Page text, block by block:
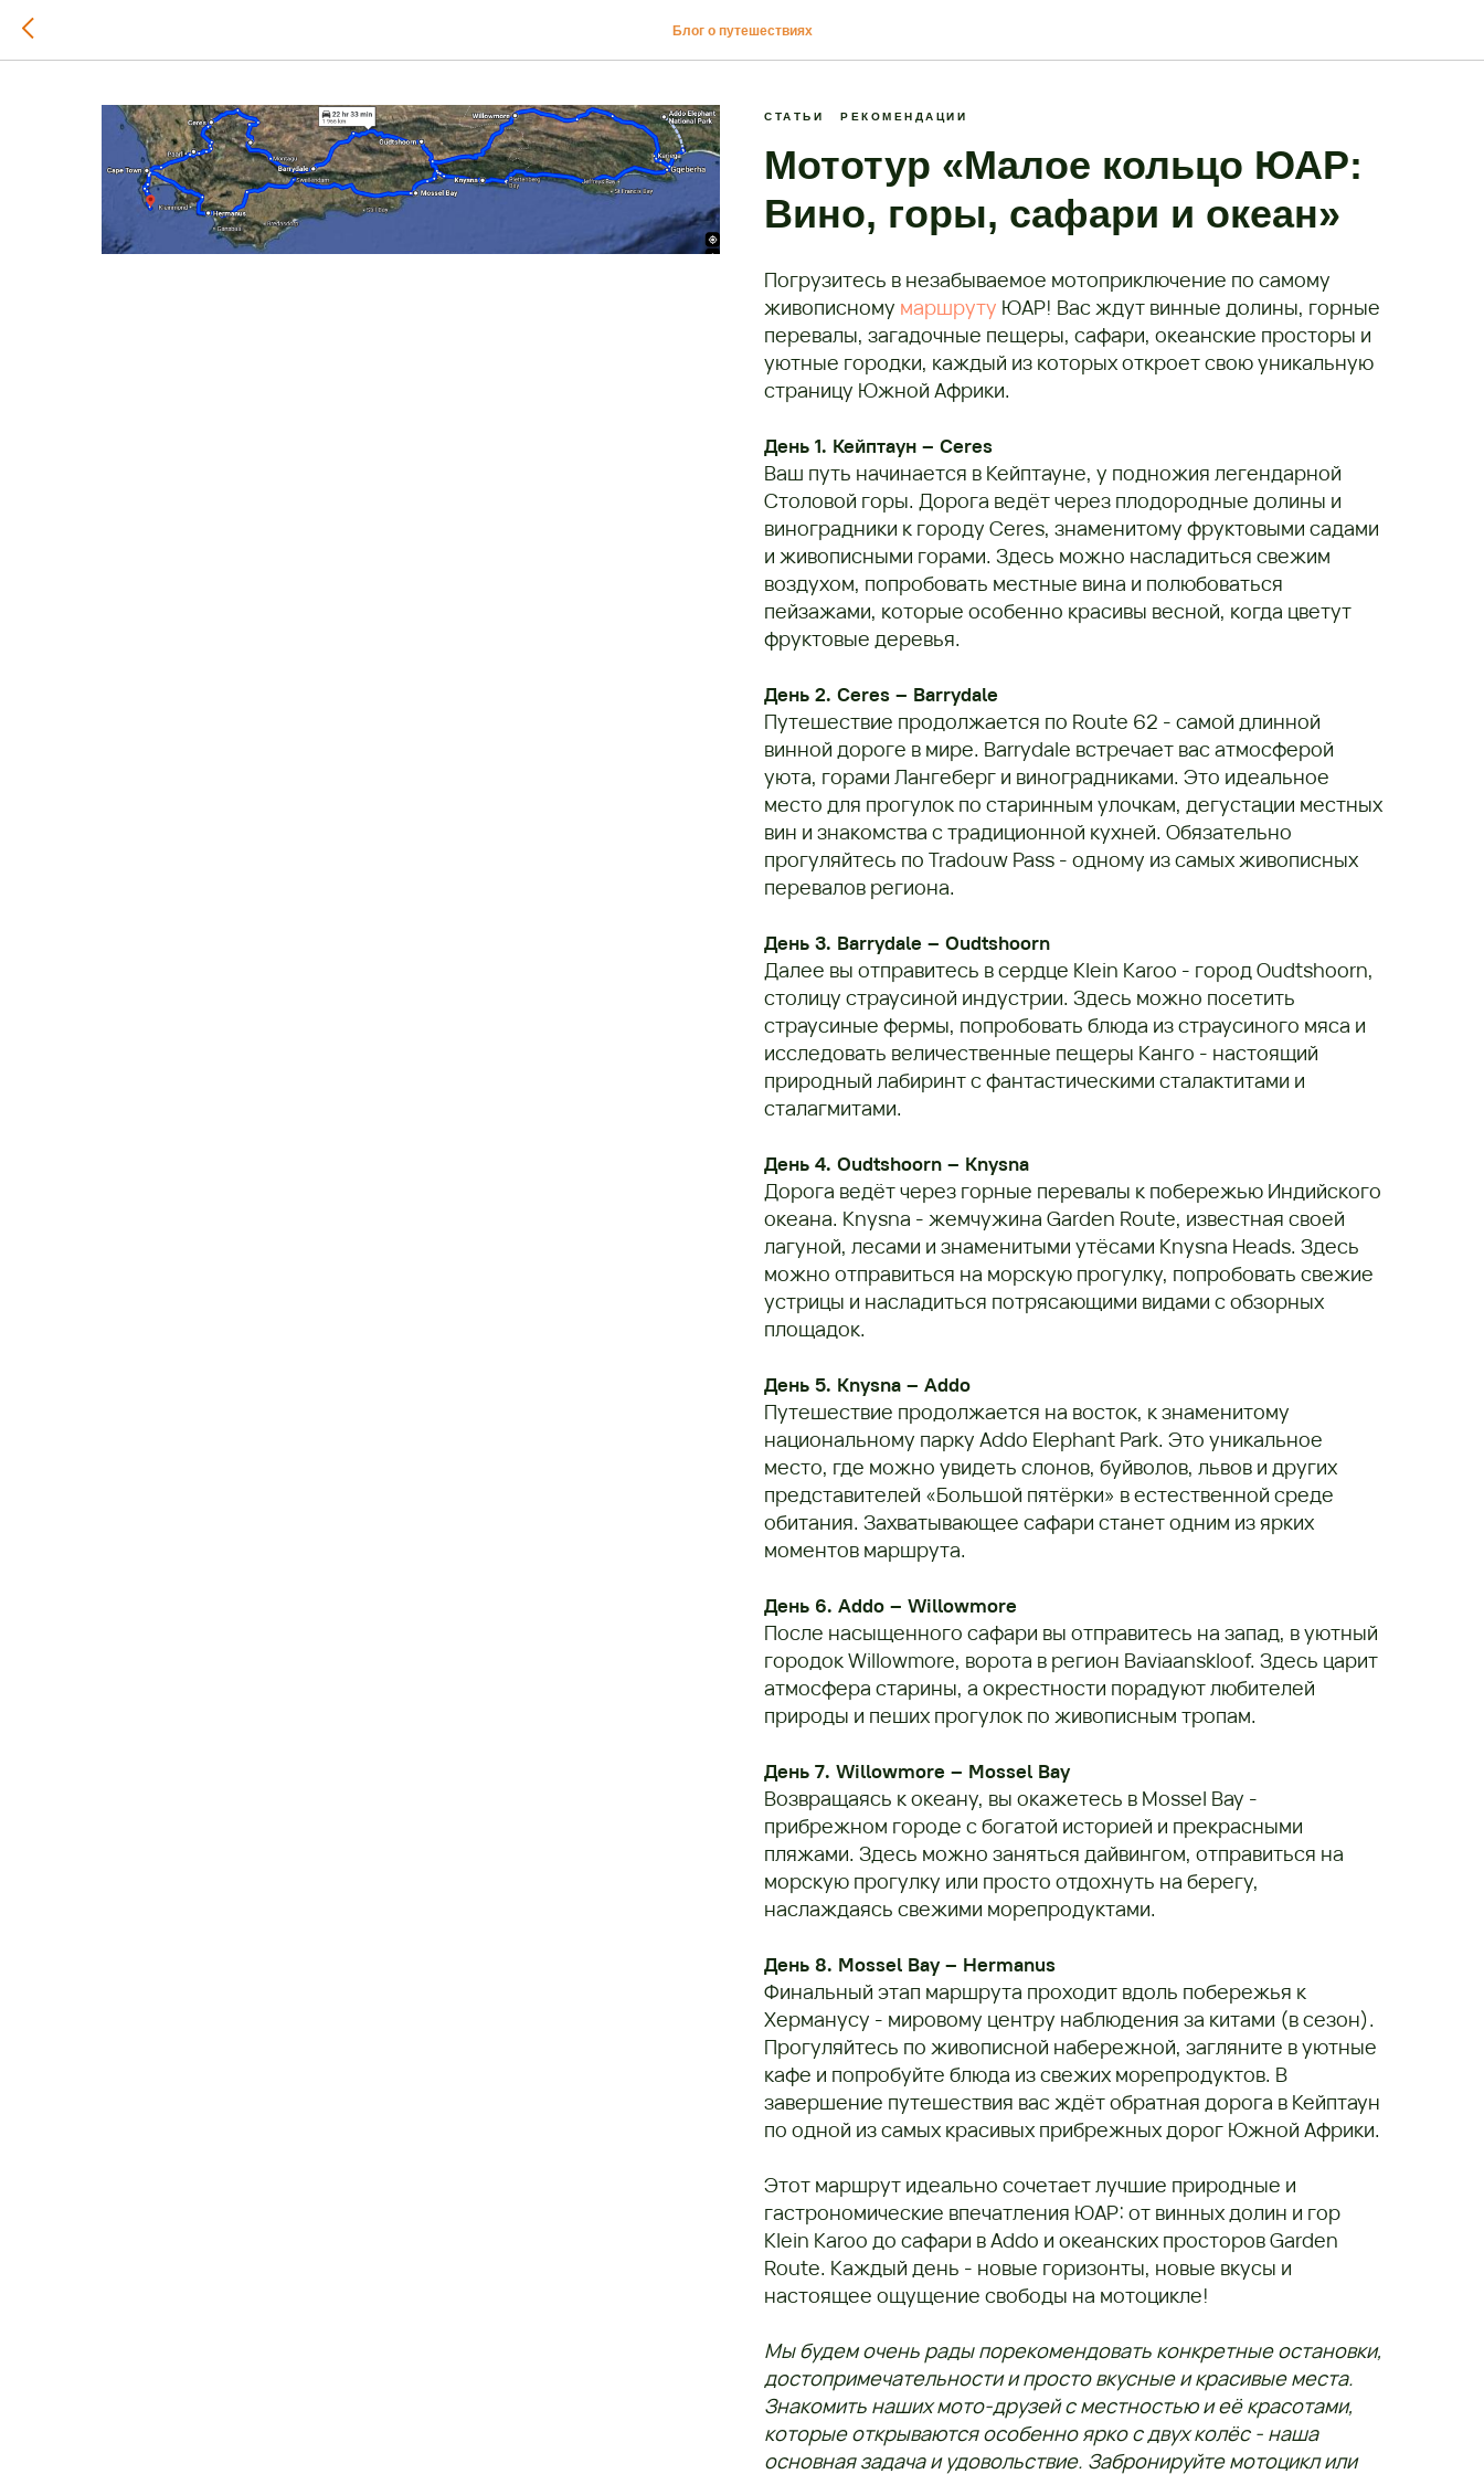
Блог о путешествиях
СТАТЬИ РЕКОМЕНДАЦИИ
Мототур «Малое кольцо ЮАР:
Вино, горы, сафари и океан»
Погрузитесь в незабываемое мотоприключение по самому
живописному маршруту ЮАР! Вас ждут винные долины, горные
перевалы, загадочные пещеры, сафари, океанские просторы и
уютные городки, каждый из которых откроет свою уникальную
страницу Южной Африки.
День 1. Кейптаун – Ceres
Ваш путь начинается в Кейптауне, у подножия легендарной
Столовой горы. Дорога ведёт через плодородные долины и
виноградники к городу Ceres, знаменитому фруктовыми садами
и живописными горами. Здесь можно насладиться свежим
воздухом, попробовать местные вина и полюбоваться
пейзажами, которые особенно красивы весной, когда цветут
фруктовые деревья.
День 2. Ceres – Barrydale
Путешествие продолжается по Route 62 - самой длинной
винной дороге в мире. Barrydale встречает вас атмосферой
уюта, горами Лангеберг и виноградниками. Это идеальное
место для прогулок по старинным улочкам, дегустации местных
вин и знакомства с традиционной кухней. Обязательно
прогуляйтесь по Tradouw Pass - одному из самых живописных
перевалов региона.
День 3. Barrydale – Oudtshoorn
Далее вы отправитесь в сердце Klein Karoo - город Oudtshoorn,
столицу страусиной индустрии. Здесь можно посетить
страусиные фермы, попробовать блюда из страусиного мяса и
исследовать величественные пещеры Канго - настоящий
природный лабиринт с фантастическими сталактитами и
сталагмитами.
День 4. Oudtshoorn – Knysna
Дорога ведёт через горные перевалы к побережью Индийского
океана. Knysna - жемчужина Garden Route, известная своей
лагуной, лесами и знаменитыми утёсами Knysna Heads. Здесь
можно отправиться на морскую прогулку, попробовать свежие
устрицы и насладиться потрясающими видами с обзорных
площадок.
День 5. Knysna – Addo
Путешествие продолжается на восток, к знаменитому
национальному парку Addo Elephant Park. Это уникальное
место, где можно увидеть слонов, буйволов, львов и других
представителей «Большой пятёрки» в естественной среде
обитания. Захватывающее сафари станет одним из ярких
моментов маршрута.
День 6. Addo – Willowmore
После насыщенного сафари вы отправитесь на запад, в уютный
городок Willowmore, ворота в регион Baviaanskloof. Здесь царит
атмосфера старины, а окрестности порадуют любителей
природы и пеших прогулок по живописным тропам.
День 7. Willowmore – Mossel Bay
Возвращаясь к океану, вы окажетесь в Mossel Bay -
прибрежном городе с богатой историей и прекрасными
пляжами. Здесь можно заняться дайвингом, отправиться на
морскую прогулку или просто отдохнуть на берегу,
наслаждаясь свежими морепродуктами.
День 8. Mossel Bay – Hermanus
Финальный этап маршрута проходит вдоль побережья к
Херманусу - мировому центру наблюдения за китами (в сезон).
Прогуляйтесь по живописной набережной, загляните в уютные
кафе и попробуйте блюда из свежих морепродуктов. В
завершение путешествия вас ждёт обратная дорога в Кейптаун
по одной из самых красивых прибрежных дорог Южной Африки.
Этот маршрут идеально сочетает лучшие природные и
гастрономические впечатления ЮАР: от винных долин и гор
Klein Karoo до сафари в Addo и океанских просторов Garden
Route. Каждый день - новые горизонты, новые вкусы и
настоящее ощущение свободы на мотоцикле!
Мы будем очень рады порекомендовать конкретные остановки,
достопримечательности и просто вкусные и красивые места.
Знакомить наших мото-друзей с местностью и её красотами,
которые открываются особенно ярко с двух колёс - наша
основная задача и удовольствие. Забронируйте мотоцикл или